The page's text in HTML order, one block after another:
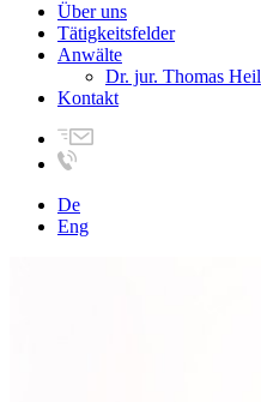
Über uns
Tätigkeitsfelder
Anwälte
Dr. jur. Thomas Heil
Kontakt
De
Eng